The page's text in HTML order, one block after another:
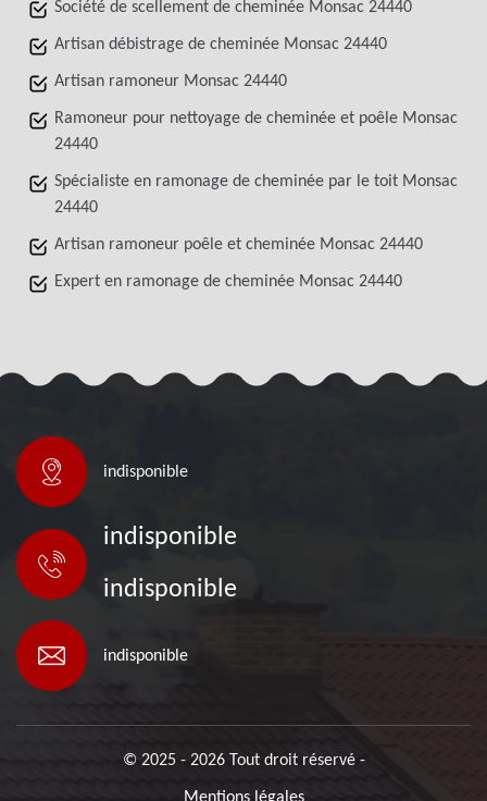
Société de scellement de cheminée Monsac 24440
Artisan débistrage de cheminée Monsac 24440
Artisan ramoneur Monsac 24440
Ramoneur pour nettoyage de cheminée et poêle Monsac
24440
Spécialiste en ramonage de cheminée par le toit Monsac
24440
Artisan ramoneur poêle et cheminée Monsac 24440
Expert en ramonage de cheminée Monsac 24440
indisponible
indisponible
indisponible
indisponible
© 2025 - 2026 Tout droit réservé -